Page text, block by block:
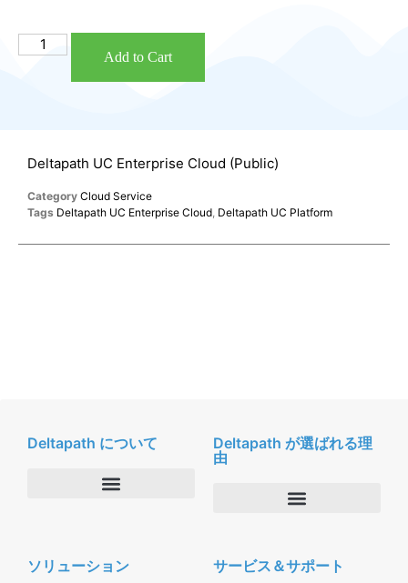
Add to Cart
Deltapath UC Enterprise Cloud (Public)
Category Cloud Service
Tags Deltapath UC Enterprise Cloud, Deltapath UC Platform
Deltapath について
Deltapath が選ばれる理
由
パートナー
ソリューション サービス＆サポート